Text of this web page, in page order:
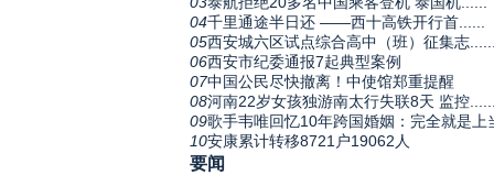
04千里通途半日还 ——西十高铁开行首......
05西安城六区试点综合高中（班）征集志......
06西安市纪委通报7起典型案例
07中国公民尽快撤离！中使馆郑重提醒
08河南22岁女孩独游南太行失联8天 监控......
09歌手韦唯回忆10年跨国婚姻：完全就是上
10安康累计转移8721户19062人
要闻